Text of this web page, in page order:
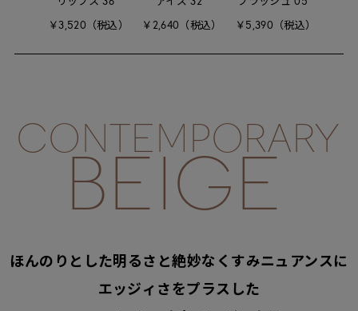
￥3,520（税込）
￥2,640（税込）
￥5,390（税込）
CONTEMPORARY
BEIGE
ほんのりとした明るさと絶妙なくすみニュアンスに
エッジィさをプラスした